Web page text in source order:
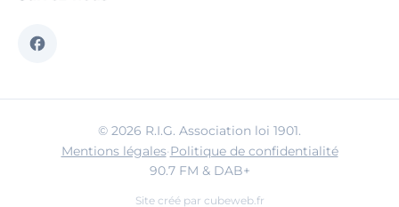
© 2026 R.I.G. Association loi 1901.
Mentions légales·Politique de confidentialité
90.7 FM & DAB+
Site créé par cubeweb.fr